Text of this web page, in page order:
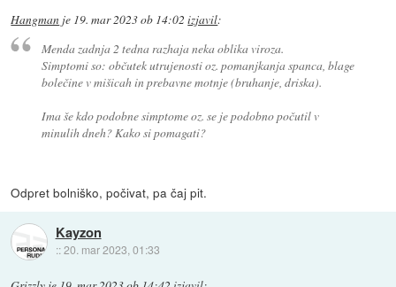
Hangman je 19. mar 2023 ob 14:02 izjavil:
Menda zadnja 2 tedna razhaja neka oblika viroza.
Simptomi so: občutek utrujenosti oz. pomanjkanja spanca, blage
bolečine v mišicah in prebavne motnje (bruhanje, driska).
Ima še kdo podobne simptome oz. se je podobno počutil v
minulih dneh? Kako si pomagati?
Odpret bolniško, počivat, pa čaj pit.
Kayzon
::20. mar 2023, 01:33